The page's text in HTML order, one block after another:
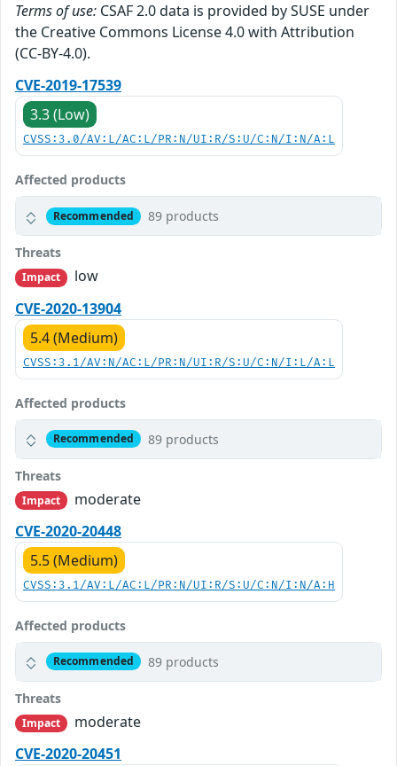
Terms of use: CSAF 2.0 data is provided by SUSE under
the Creative Commons License 4.0 with Attribution
(CC-BY-4.0).
CVE-2019-17539
3.3 (Low)
CVSS:3.0/AV:L/AC:L/PR:N/UI:R/S:U/C:N/I:N/A:L
Affected products
Recommended 89 products
Threats
Impact
low
CVE-2020-13904
5.4 (Medium)
CVSS:3.1/AV:N/AC:L/PR:N/UI:R/S:U/C:N/I:L/A:L
Affected products
Recommended 89 products
Threats
Impact
moderate
CVE-2020-20448
5.5 (Medium)
CVSS:3.1/AV:L/AC:L/PR:N/UI:R/S:U/C:N/I:N/A:H
Affected products
Recommended 89 products
Threats
Impact
moderate
CVE-2020-20451